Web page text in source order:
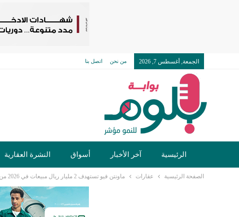
الجمعة, أغسطس 7, 2026 من نحن اتصل بنا
الرئيسية آخر الأخبار أسواق النشرة العقارية
الصفحة الرئيسية عقارات ماونتن فيو تستهدف 2 مليار ريال مبيعات في 2026 من مشروعيها بالسعودية